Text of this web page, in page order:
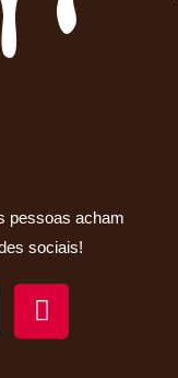
pessoas acham
sociais!